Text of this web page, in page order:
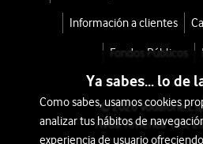
Información a clientes
Fondos Públicos
© 2026 Vodafone
Avda. América 115,
Ya sabes... lo de
Como sabes, usamos cookies
analizar tus hábitos de
experiencia de usuario